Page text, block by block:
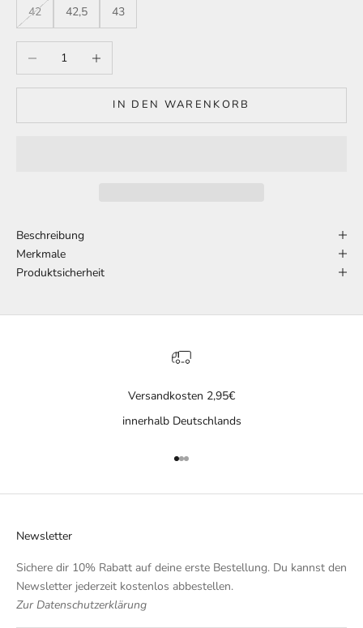
42 42,5 43
Anzahl verringernAnzahl erhöhen
IN DEN WARENKORB
Beschreibung
Merkmale
Produktsicherheit
Versandkosten 2,95€
innerhalb Deutschlands
Gehe zu Element 1
Gehe zu Element 2
Gehe zu Element 3
Newsletter
Sichere dir 10% Rabatt auf deine erste Bestellung. Du kannst den
Newsletter jederzeit kostenlos abbestellen.
Zur Datenschutzerklärung